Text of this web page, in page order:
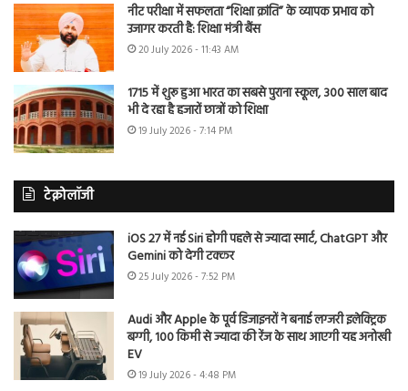
नीट परीक्षा में सफलता “शिक्षा क्रांति” के व्यापक प्रभाव को
उजागर करती है: शिक्षा मंत्री बैंस
20 July 2026 - 11:43 AM
1715 में शुरू हुआ भारत का सबसे पुराना स्कूल, 300 साल बाद
भी दे रहा है हजारों छात्रों को शिक्षा
19 July 2026 - 7:14 PM
टेक्नोलॉजी
iOS 27 में नई Siri होगी पहले से ज्यादा स्मार्ट, ChatGPT और
Gemini को देगी टक्कर
25 July 2026 - 7:52 PM
Audi और Apple के पूर्व डिजाइनरों ने बनाई लग्जरी इलेक्ट्रिक
बग्गी, 100 किमी से ज्यादा की रेंज के साथ आएगी यह अनोखी
EV
19 July 2026 - 4:48 PM